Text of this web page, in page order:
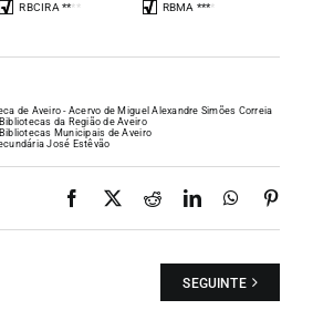
RBCIRA **** RBMA ****
de Aveiro - Acervo de Miguel Alexandre Simões Correia
da Região de Aveiro
Municipais de Aveiro
José Estêvão
Facebook
X RedditLinkedIn
SEGUINTE